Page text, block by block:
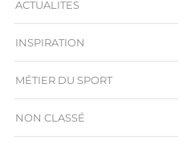
ACTUALITES
INSPIRATION
MÉTIER DU SPORT
NON CLASSÉ